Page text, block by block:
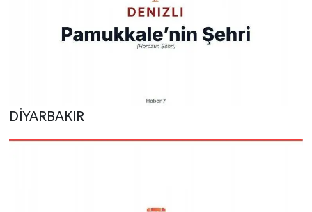
DİYARBAKIR